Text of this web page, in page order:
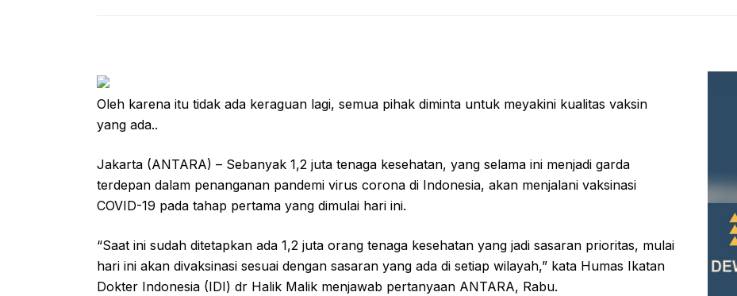
Oleh karena itu tidak ada keraguan lagi, semua pihak diminta untuk meyakini kualitas vaksin
yang ada..
Jakarta (ANTARA) – Sebanyak 1,2 juta tenaga kesehatan, yang selama ini menjadi garda
terdepan dalam penanganan pandemi virus corona di Indonesia, akan menjalani vaksinasi
COVID-19 pada tahap pertama yang dimulai hari ini.
“Saat ini sudah ditetapkan ada 1,2 juta orang tenaga kesehatan yang jadi sasaran prioritas, mulai
hari ini akan divaksinasi sesuai dengan sasaran yang ada di setiap wilayah,” kata Humas Ikatan
Dokter Indonesia (IDI) dr Halik Malik menjawab pertanyaan ANTARA, Rabu.